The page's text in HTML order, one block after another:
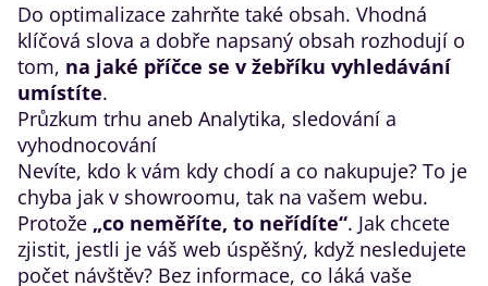
Do optimalizace zahrňte také obsah. Vhodná
klíčová slova a dobře napsaný obsah rozhodují o
tom, na jaké příčce se v žebříku vyhledávání
umístíte.
​Průzkum trhu aneb Analytika, sledování a
vyhodnocování
Nevíte, kdo k vám kdy chodí a co nakupuje? To je
chyba jak v showroomu, tak na vašem webu.
Protože „co neměříte, to neřídíte“. Jak chcete
zjistit, jestli je váš web úspěšný, když nesledujete
počet návštěv? Bez informace, co láká vaše